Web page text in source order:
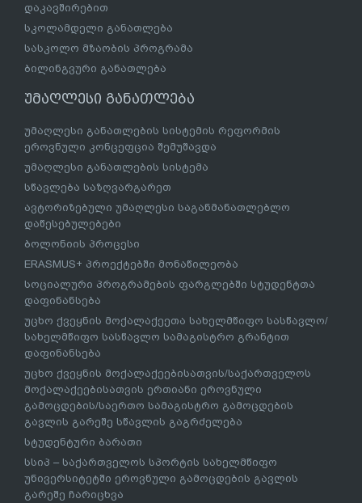
დაკავშირებით
სკოლამდელი განათლება
სასკოლო მზაობის პროგრამა
ბილინგვური განათლება
უმაღლესი განათლება
უმაღლესი განათლების სისტემის რეფორმის
ეროვნული კონცეფცია შემუშავდა
უმაღლესი განათლების სისტემა
სწავლება საზღვარგარეთ
ავტორიზებული უმაღლესი საგანმანათლებლო
დაწესებულებები
ბოლონიის პროცესი
ERASMUS+ პროექტებში მონაწილეობა
სოციალური პროგრამების ფარგლებში სტუდენტთა
დაფინანსება
უცხო ქვეყნის მოქალაქეეთა სახელმწიფო სასწავლო/
სახელმწიფო სასწავლო სამაგისტრო გრანტით
დაფინანსება
უცხო ქვეყნის მოქალაქეებისათვის/საქართველოს
მოქალაქეებისათვის ერთიანი ეროვნული
გამოცდების/საერთო სამაგისტრო გამოცდების
გავლის გარეშე სწავლის გაგრძელება
სტუდენტური ბარათი
სსიპ – საქართველოს სპორტის სახელმწიფო
უნივერსიტეტში ეროვნული გამოცდების გავლის
გარეშე ჩარიცხვა